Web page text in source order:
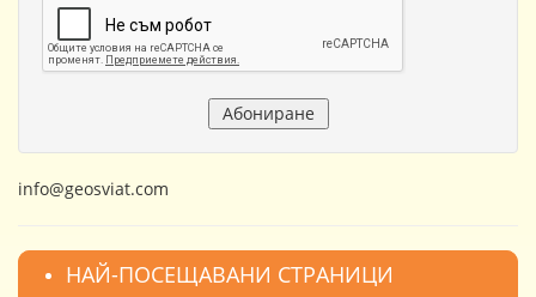
info@geosviat.com
НАЙ-ПОСЕЩАВАНИ СТРАНИЦИ